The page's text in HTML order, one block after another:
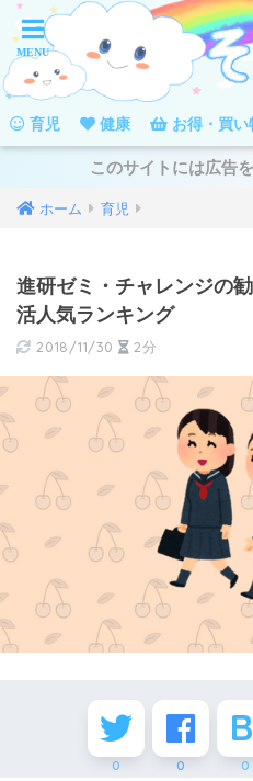
育児 健康 お得・買い
このサイトには広告
ホーム 育児
進研ゼミ・チャレンジの
活人気ランキング
2018/11/30 2分
0 0 0